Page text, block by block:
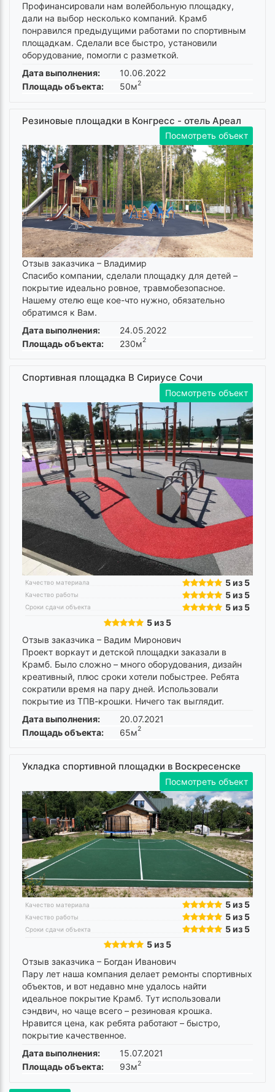
Профинансировали нам волейбольную площадку,
дали на выбор несколько компаний. Крамб
понравился предыдущими работами по спортивным
площадкам. Сделали все быстро, установили
оборудование, помогли с разметкой.
Дата выполнения:
10.06.2022
Площадь объекта:
50м2
Резиновые площадки в Конгресс - отель Ареал
Посмотреть объект
Отзыв заказчика – Владимир
Спасибо компании, сделали площадку для детей –
покрытие идеально ровное, травмобезопасное.
Нашему отелю еще кое-что нужно, обязательно
обратимся к Вам.
Дата выполнения:
24.05.2022
Площадь объекта:
230м2
Спортивная площадка В Сириусе Сочи
Посмотреть объект
Качество материала 5 из 5
Качество работы 5 из 5
Сроки сдачи объекта
5 из 5
5 из 5
Отзыв заказчика – Вадим Миронович
Проект воркаут и детской площадки заказали в
Крамб. Было сложно – много оборудования, дизайн
креативный, плюс сроки хотели побыстрее. Ребята
сократили время на пару дней. Использовали
покрытие из ТПВ-крошки. Ничего так выглядит.
Дата выполнения:
20.07.2021
Площадь объекта:
65м2
Укладка спортивной площадки в Воскресенске
Посмотреть объект
Качество материала 5 из 5
Качество работы 5 из 5
Сроки сдачи объекта
5 из 5
5 из 5
Отзыв заказчика – Богдан Иванович
Пару лет наша компания делает ремонты спортивных
объектов, и вот недавно мне удалось найти
идеальное покрытие Крамб. Тут использовали
сэндвич, но чаще всего – резиновая крошка.
Нравится цена, как ребята работают – быстро,
покрытие качественное.
Дата выполнения:
15.07.2021
Площадь объекта:
93м2